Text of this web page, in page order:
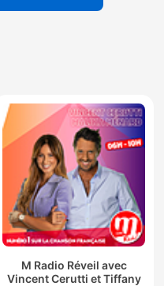
M Radio Réveil avec
Vincent Cerutti et Tiffany